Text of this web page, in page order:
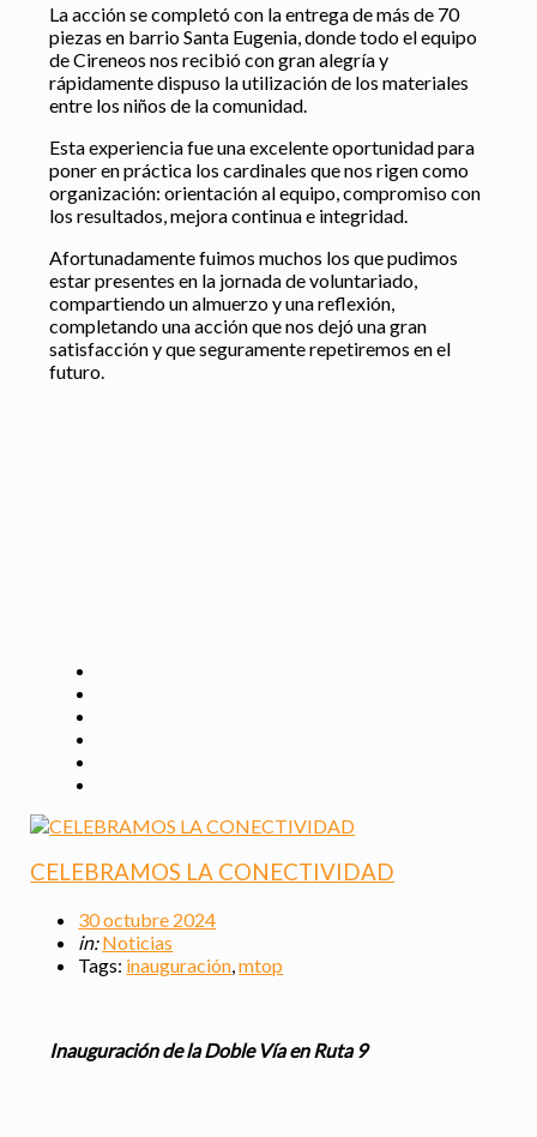
La acción se completó con la entrega de más de 70
piezas en barrio Santa Eugenia, donde todo el equipo
de Cireneos nos recibió con gran alegría y
rápidamente dispuso la utilización de los materiales
entre los niños de la comunidad.
Esta experiencia fue una excelente oportunidad para
poner en práctica los cardinales que nos rigen como
organización: orientación al equipo, compromiso con
los resultados, mejora continua e integridad.
Afortunadamente fuimos muchos los que pudimos
estar presentes en la jornada de voluntariado,
compartiendo un almuerzo y una reflexión,
completando una acción que nos dejó una gran
satisfacción y que seguramente repetiremos en el
futuro.
CELEBRAMOS LA CONECTIVIDAD
30 octubre 2024
in:Noticias
Tags: inauguración,mtop
Inauguración de la Doble Vía en Ruta 9